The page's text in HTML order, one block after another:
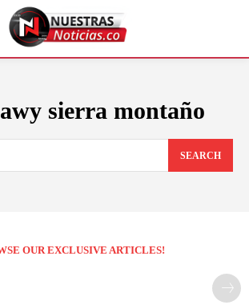
sierra montaño
SEARCH
OUR EXCLUSIVE ARTICLES!